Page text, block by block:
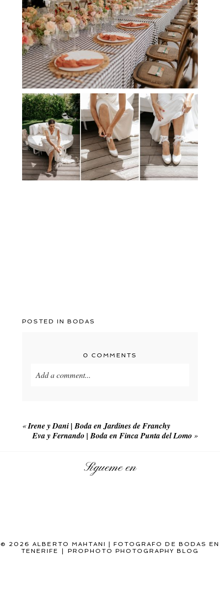
POSTED INBODAS
0 COMMENTS
Add a comment...
«Irene y Dani | Boda en Jardines de Franchy
Eva y Fernando | Boda en Finca Punta del Lomo »
Sígueme en
© 2026 ALBERTO MAHTANI | FOTOGRAFO DE BODAS EN
TENERIFE
PROPHOTO PHOTOGRAPHY BLOG